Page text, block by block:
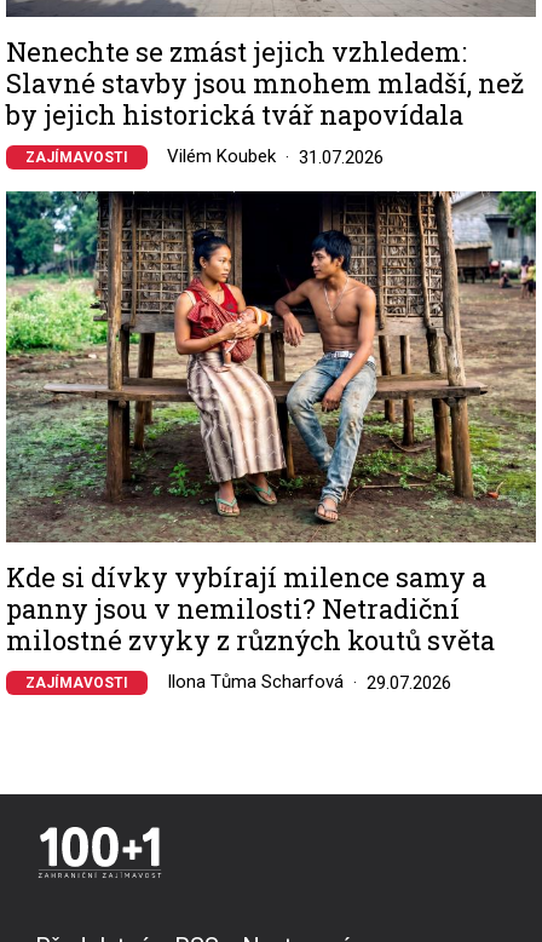
Nenechte se zmást jejich vzhledem:
Slavné stavby jsou mnohem mladší, než
by jejich historická tvář napovídala
ZAJÍMAVOSTI Vilém Koubek 31.07.2026
Image
Kde si dívky vybírají milence samy a
panny jsou v nemilosti? Netradiční
milostné zvyky z různých koutů světa
ZAJÍMAVOSTI Ilona Tůma Scharfová 29.07.2026